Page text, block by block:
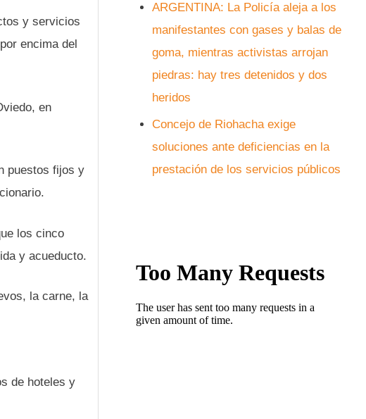
y servicios
encima del
en
puestos fijos y
los cinco
y acueducto.
la carne, la
de hoteles y
ARGENTINA: La Policía aleja a los
manifestantes con gases y balas de
goma, mientras activistas arrojan
piedras: hay tres detenidos y dos
heridos
Concejo de Riohacha exige
soluciones ante deficiencias en la
prestación de los servicios públicos